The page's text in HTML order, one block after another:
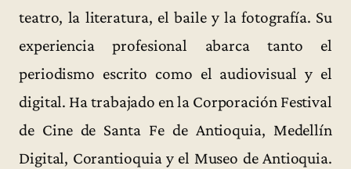
teatro, la literatura, el baile y la fotografía. Su
experiencia profesional abarca tanto el
periodismo escrito como el audiovisual y el
digital. Ha trabajado en la Corporación Festival
de Cine de Santa Fe de Antioquia, Medellín
Digital, Corantioquia y el Museo de Antioquia.